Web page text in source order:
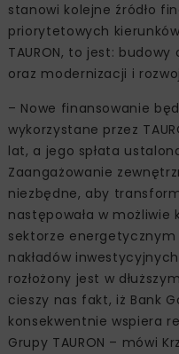
stanowi kolejne źródło
priorytetowych
TAURON, to jest:
oraz modernizacji i
– Nowe finansowanie
wykorzystane przez
lat, a jego spłata
Zaangażowanie
niezbędne, aby
następowała w
sektorze
nakładów
rozłożony jest w
cieszy nas fakt, iż Bank
konsekwentnie wspiera
Grupy TAURON – mówi